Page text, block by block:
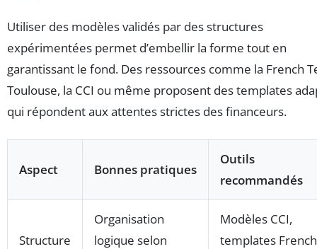
Utiliser des modèles validés par des structures
expérimentées permet d’embellir la forme tout en
garantissant le fond. Des ressources comme la French
Toulouse, la CCI ou même proposent des templates
qui répondent aux attentes strictes des financeurs.
Aspect Bonnes pratiques
Outils
recommandés
Structure
Organisation
logique selon
Modèles CCI,
templates French